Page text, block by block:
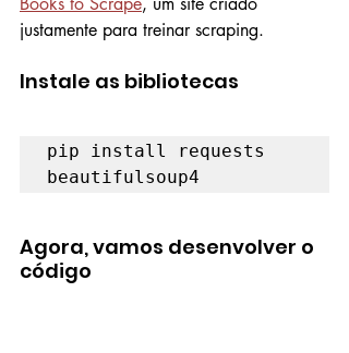
justamente para treinar scraping.
Instale as bibliotecas
pip install requests
beautifulsoup4
Agora, vamos desenvolver o
código